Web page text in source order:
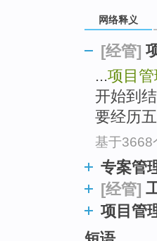
网络释义
[经管]
...项目管
开始到
要经历
基于3668
专案管
[经管]
项目管